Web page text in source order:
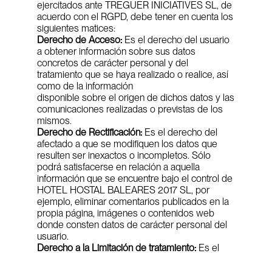
ejercitados ante TREGUER INICIATIVES SL, de
acuerdo con el RGPD, debe tener en cuenta los
siguientes matices:
Derecho de Acceso: Es el derecho del usuario
a obtener información sobre sus datos
concretos de carácter personal y del
tratamiento que se haya realizado o realice, así
como de la información
disponible sobre el origen de dichos datos y las
comunicaciones realizadas o previstas de los
mismos.
Derecho de Rectificación: Es el derecho del
afectado a que se modifiquen los datos que
resulten ser inexactos o incompletos. Sólo
podrá satisfacerse en relación a aquella
información que se encuentre bajo el control de
HOTEL HOSTAL BALEARES 2017 SL, por
ejemplo, eliminar comentarios publicados en la
propia página, imágenes o contenidos web
donde consten datos de carácter personal del
usuario.
Derecho a la Limitación de tratamiento: Es el